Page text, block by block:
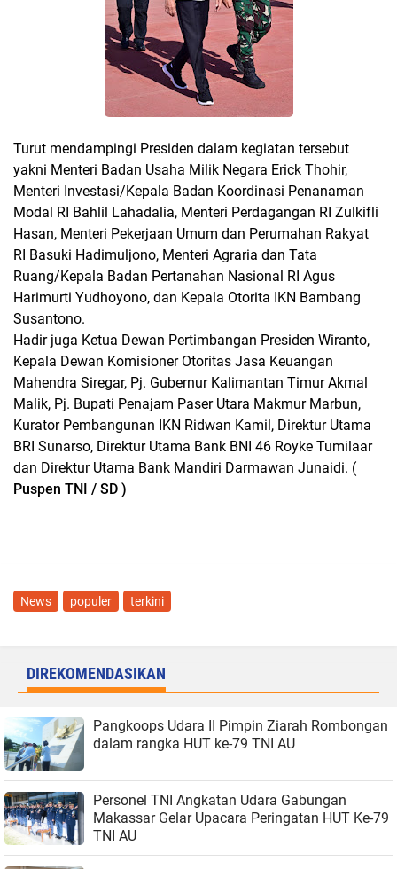
Turut mendampingi Presiden dalam kegiatan tersebut
yakni Menteri Badan Usaha Milik Negara Erick Thohir,
Menteri Investasi/Kepala Badan Koordinasi Penanaman
Modal RI Bahlil Lahadalia, Menteri Perdagangan RI Zulkifli
Hasan, Menteri Pekerjaan Umum dan Perumahan Rakyat
RI Basuki Hadimuljono, Menteri Agraria dan Tata
Ruang/Kepala Badan Pertanahan Nasional RI Agus
Harimurti Yudhoyono, dan Kepala Otorita IKN Bambang
Susantono.
Hadir juga Ketua Dewan Pertimbangan Presiden Wiranto,
Kepala Dewan Komisioner Otoritas Jasa Keuangan
Mahendra Siregar, Pj. Gubernur Kalimantan Timur Akmal
Malik, Pj. Bupati Penajam Paser Utara Makmur Marbun,
Kurator Pembangunan IKN Ridwan Kamil, Direktur Utama
BRI Sunarso, Direktur Utama Bank BNI 46 Royke Tumilaar
dan Direktur Utama Bank Mandiri Darmawan Junaidi. (
Puspen TNI / SD )
News populer terkini
DIREKOMENDASIKAN
Pangkoops Udara II Pimpin Ziarah Rombongan
dalam rangka HUT ke-79 TNI AU
Personel TNI Angkatan Udara Gabungan
Makassar Gelar Upacara Peringatan HUT Ke-79
TNI AU